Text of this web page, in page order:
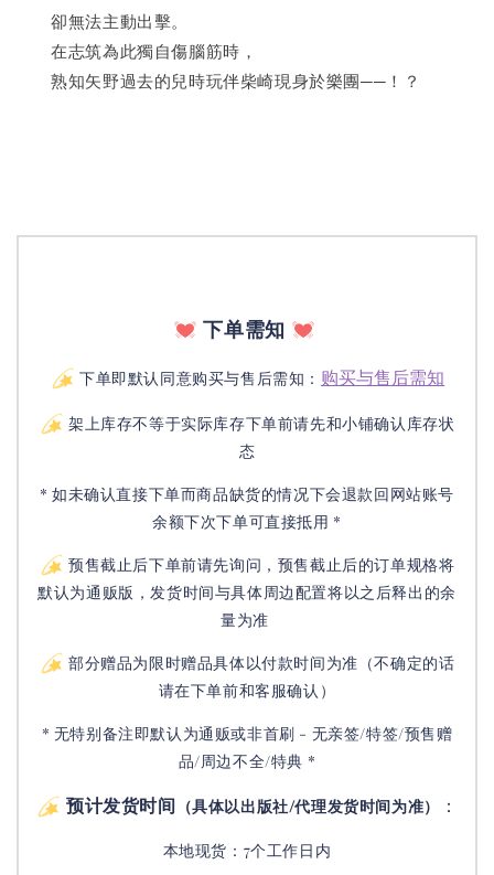
卻無法主動出擊。
在志筑為此獨自傷腦筋時，
熟知矢野過去的兒時玩伴柴崎現身於樂團──！？
下单需知
下单即默认同意购买与售后需知： 购买与售后需知
架上库存不等于实际库存下单前请先和小铺确认库存状
态
* 如未确认直接下单而商品缺货的情况下会退款回网站账号
余额下次下单可直接抵用 *
预售截止后下单前请先询问，预售截止后的订单规格将
默认为通贩版，发货时间与具体周边配置将以之后释出的余
量为准
部分赠品为限时赠品具体以付款时间为准（不确定的话
请在下单前和客服确认）
* 无特别备注即默认为通贩或非首刷 - 无亲签/特签/预售赠
品/周边不全/特典 *
预计发货时间 （具体以出版社/代理发货时间为准） ：
本地现货：7个工作日内